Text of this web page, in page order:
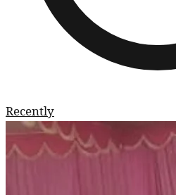
Recently